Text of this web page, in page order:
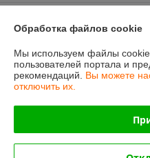
Доставка и оплата
График работы
Политика обработки cookies
Обработка файлов cookie
Мы используем файлы
пользователей портала и
рекомендаций. Вы можете
отключить их.